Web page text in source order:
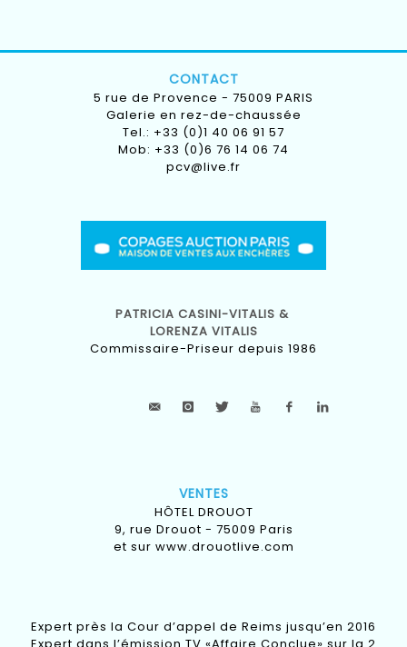
CONTACT
5 rue de Provence - 75009 PARIS
Galerie en rez-de-chaussée
Tel.: +33 (0)1 40 06 91 57
Mob: +33 (0)6 76 14 06 74
pcv@live.fr
PATRICIA CASINI-VITALIS &
LORENZA VITALIS
Commissaire-Priseur depuis 1986
VENTES
HÔTEL DROUOT
9, rue Drouot - 75009 Paris
et sur www.drouotlive.com
Expert près la Cour d’appel de Reims jusqu’en 2016